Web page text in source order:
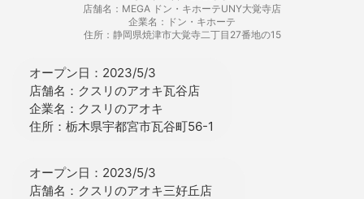
店舗名：MEGA ドン・キホーテUNY大覚寺店
企業名：ドン・キホーテ
住所：静岡県焼津市大覚寺二丁目27番地の15
オープン日：2023/5/3
店舗名：クスリのアオキ瓦谷店
企業名：クスリのアオキ
住所：栃木県宇都宮市瓦谷町56-1
オープン日：2023/5/3
店舗名：クスリのアオキ三好丘店